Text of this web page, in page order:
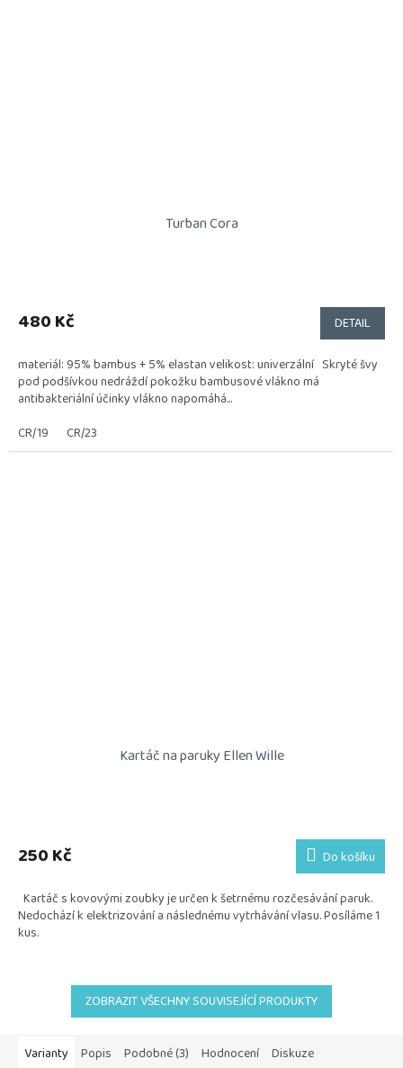
Turban Cora
produktu
z
5
hvězdiček.
480 Kč DETAIL
materiál: 95% bambus + 5% elastan velikost: univerzální Skryté švy
pod podšívkou nedráždí pokožku bambusové vlákno má
antibakteriální účinky vlákno napomáhá...
CR/19
CR/23
Kartáč na paruky Ellen Wille
produktu
je
5
hvězdiček.
250 Kč Do košíku
Kartáč s kovovými zoubky je určen k šetrnému rozčesávání paruk.
Nedochází k elektrizování a následnému vytrhávání vlasu. Posíláme 1
kus.
ZOBRAZIT VŠECHNY SOUVISEJÍCÍ PRODUKTY
Varianty Popis Podobné (3) Hodnocení Diskuze